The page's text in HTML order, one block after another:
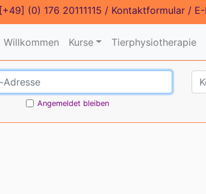
[+49] (0) 176 20111115 / Kontaktformular /
Willkommen Kurse Tierphysiotherapie
Angemeldet bleiben